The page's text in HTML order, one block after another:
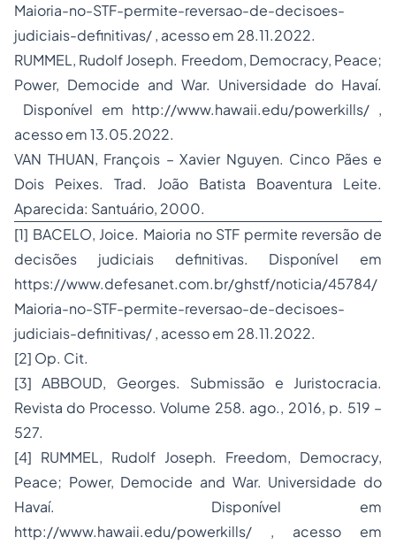
Maioria-no-STF-permite-reversao-de-decisoes-
judiciais-definitivas/, acesso em 28.11.2022.
RUMMEL, Rudolf Joseph. Freedom, Democracy, Peace;
Power, Democide and War. Universidade do Havaí.
Disponível em http://www.hawaii.edu/powerkills/ ,
acesso em 13.05.2022.
VAN THUAN, François – Xavier Nguyen. Cinco Pães e
Dois Peixes. Trad. João Batista Boaventura Leite.
Aparecida: Santuário, 2000.
[1] BACELO, Joice. Maioria no STF permite reversão de
decisões judiciais definitivas. Disponível em
https://www.defesanet.com.br/ghstf/noticia/45784/
Maioria-no-STF-permite-reversao-de-decisoes-
judiciais-definitivas/, acesso em 28.11.2022.
[2] Op. Cit.
[3] ABBOUD, Georges. Submissão e Juristocracia.
Revista do Processo. Volume 258. ago., 2016, p. 519 –
527.
[4] RUMMEL, Rudolf Joseph. Freedom, Democracy,
Peace; Power, Democide and War. Universidade do
Havaí. Disponível em
http://www.hawaii.edu/powerkills/ , acesso em